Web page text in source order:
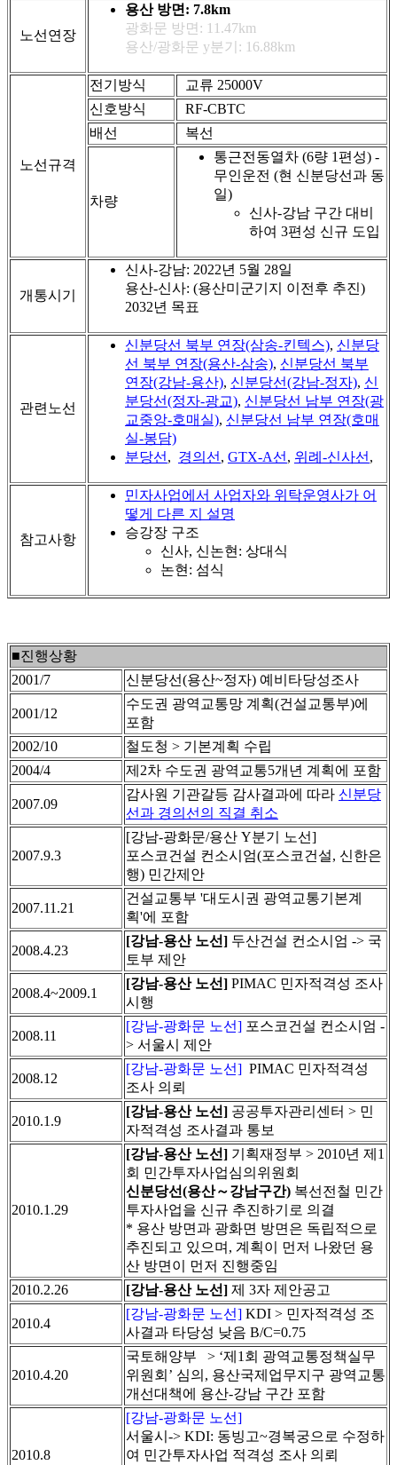
노선연장
용산 방면: 7.8km
광화문 방면: 11.47km
용산/광화문 y분기: 16.88km
노선규격
전기방식
교류 25000V
신호방식
RF-CBTC
배선
복선
차량
통근전동열차 (6량 1편성) -
무인운전 (현 신분당선과 동
일)
신사-강남 구간 대비
하여 3편성 신규 도입
개통시기
신사-강남: 2022년 5월 28일
용산-신사: (용산미군기지 이전후 추진)
2032년 목표
관련노선
신분당선 북부 연장(삼송-킨텍스), 신분당
선 북부 연장(용산-삼송), 신분당선 북부
연장(강남-용산), 신분당선(강남-정자), 신
분당선(정자-광교), 신분당선 남부 연장(광
교중앙-호매실), 신분당선 남부 연장(호매
실-봉담)
분당선 , 경의선 , GTX-A선 , 위례-신사선 ,
참고사항
민자사업에서 사업자와 위탁운영사가 어
떻게 다른 지 설명
승강장 구조
신사, 신논현: 상대식
논현: 섬식
■진행상황
2001/7
신분당선(용산~정자) 예비타당성조사
2001/12
수도권 광역교통망 계획(건설교통부)에
포함
2002/10
철도청 > 기본계획 수립
2004/4
제2차 수도권 광역교통5개년 계획에 포함
2007.09
감사원 기관갈등 감사결과에 따라 신분당
선과 경의선의 직결 취소
2007.9.3
[강남-광화문/용산 Y분기 노선]
포스코건설 컨소시엄(포스코건설, 신한은
행) 민간제안
2007.11.21
건설교통부 '대도시권 광역교통기본계
획'에 포함
2008.4.23
[강남-용산 노선] 두산건설 컨소시엄 -> 국
토부 제안
2008.4~2009.1
[강남-용산 노선] PIMAC 민자적격성 조사
시행
2008.11
[강남-광화문 노선] 포스코건설 컨소시엄 -
> 서울시 제안
2008.12
[강남-광화문 노선] PIMAC 민자적격성
조사 의뢰
2010.1.9
[강남-용산 노선] 공공투자관리센터 > 민
자적격성 조사결과 통보
2010.1.29
[강남-용산 노선] 기획재정부 > 2010년 제1
회 민간투자사업심의위원회
신분당선(용산～강남구간) 복선전철 민간
투자사업을 신규 추진하기로 의결
* 용산 방면과 광화면 방면은 독립적으로
추진되고 있으며, 계획이 먼저 나왔던 용
산 방면이 먼저 진행중임
2010.2.26
[강남-용산 노선] 제 3자 제안공고
2010.4
[강남-광화문 노선] KDI > 민자적격성 조
사결과 타당성 낮음 B/C=0.75
2010.4.20
국토해양부 > ‘제1회 광역교통정책실무
위원회’ 심의, 용산국제업무지구 광역교통
개선대책에 용산-강남 구간 포함
2010.8
[강남-광화문 노선]
서울시-> KDI: 동빙고~경복궁으로 수정하
여 민간투자사업 적격성 조사 의뢰